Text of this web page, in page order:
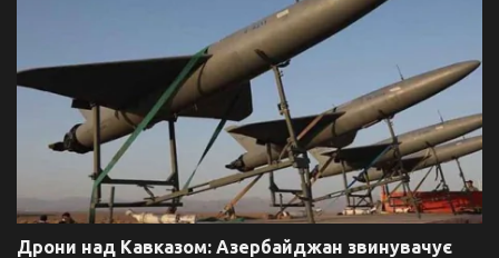
Дрони над Кавказом: Азербайджан звинувачує